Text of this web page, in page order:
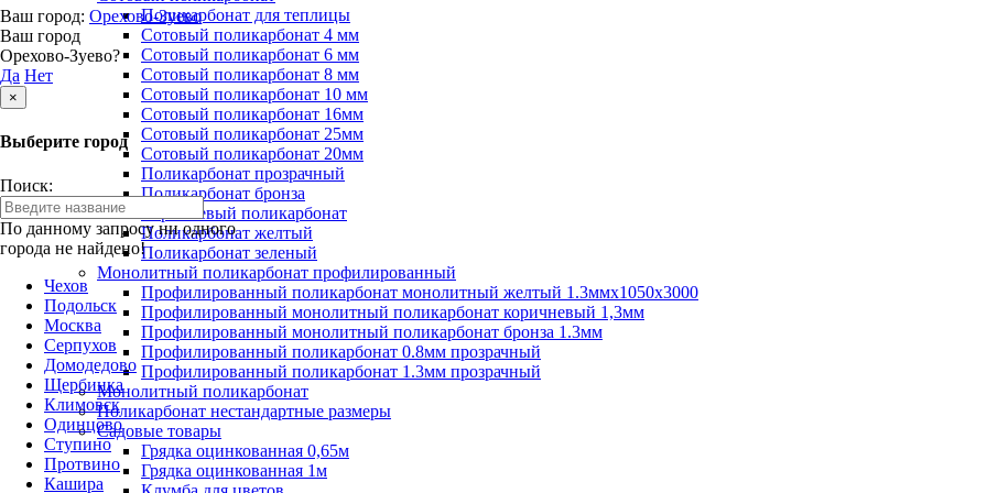
Ваш город: Орехово-Зуево
Ваш город
Орехово-Зуево?
Да Нет
×
Выберите город
Поиск:
По данному запросу ни одного
города не найдено!
Чехов
Подольск
Москва
Серпухов
Домодедово
Щербинка
Климовск
Одинцово
Ступино
Протвино
Кашира
Поликарбонат для теплицы
Сотовый поликарбонат 4 мм
Сотовый поликарбонат 6 мм
Сотовый поликарбонат 8 мм
Сотовый поликарбонат 10 мм
Сотовый поликарбонат 16мм
Сотовый поликарбонат 25мм
Сотовый поликарбонат 20мм
Поликарбонат прозрачный
Поликарбонат бронза
Коричневый поликарбонат
Поликарбонат желтый
Поликарбонат зеленый
Монолитный поликарбонат профилированный
Профилированный поликарбонат монолитный желтый 1.3ммх1050х3000
Профилированный монолитный поликарбонат коричневый 1,3мм
Профилированный монолитный поликарбонат бронза 1.3мм
Профилированный поликарбонат 0.8мм прозрачный
Профилированный поликарбонат 1.3мм прозрачный
Монолитный поликарбонат
Поликарбонат нестандартные размеры
Садовые товары
Грядка оцинкованная 0,65м
Грядка оцинкованная 1м